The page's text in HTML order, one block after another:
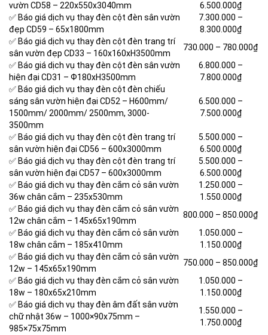
vườn CD58 – 220x550x3040mm
6.500.000₫
✅ Báo giá dịch vụ thay đèn cột đèn sân vườn
đẹp CD59 – 65x1800mm
7.300.000 –
8.300.000₫
✅ Báo giá dịch vụ thay đèn cột đèn trang trí
sân vườn đẹp CD33 – 160x160xH3500mm
730.000 – 780.000₫
✅ Báo giá dịch vụ thay đèn cột đèn sân vườn
hiện đại CD31 – Ф180xH3500mm
6.800.000 –
7.800.000₫
✅ Báo giá dịch vụ thay đèn cột đèn chiếu
sáng sân vườn hiện đại CD52 – H600mm/
1500mm/ 2000mm/ 2500mm, 3000-
3500mm
6.500.000 –
7.500.000₫
✅ Báo giá dịch vụ thay đèn cột đèn trang trí
sân vườn hiện đại CD56 – 600x3000mm
5.500.000 –
6.500.000₫
✅ Báo giá dịch vụ thay đèn cột đèn trang trí
sân vườn hiện đại CD57 – 600x3000mm
5.500.000 –
6.500.000₫
✅ Báo giá dịch vụ thay đèn cắm cỏ sân vườn
36w chân cắm – 235x530mm
1.250.000 –
1.550.000₫
✅ Báo giá dịch vụ thay đèn cắm cỏ sân vườn
12w chân cắm – 145x65x190mm
800.000 – 850.000₫
✅ Báo giá dịch vụ thay đèn cắm cỏ sân vườn
18w chân cắm – 185x410mm
1.050.000 –
1.150.000₫
✅ Báo giá dịch vụ thay đèn cắm cỏ sân vườn
12w – 145x65x190mm
750.000 – 850.000₫
✅ Báo giá dịch vụ thay đèn cắm cỏ sân vườn
18w – 180x65x210mm
1.050.000 –
1.150.000₫
✅ Báo giá dịch vụ thay đèn âm đất sân vườn
chữ nhật 36w – 1000×90x75mm –
985×75x75mm
1.550.000 –
1.750.000₫